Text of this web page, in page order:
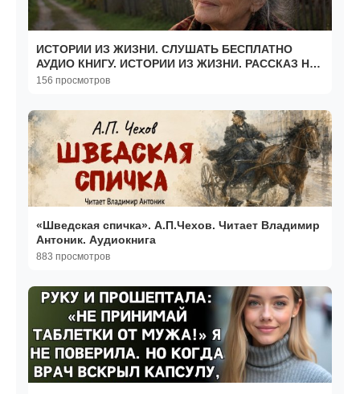
ИСТОРИИ ИЗ ЖИЗНИ. СЛУШАТЬ БЕСПЛАТНО
АУДИО КНИГУ. ИСТОРИИ ИЗ ЖИЗНИ. РАССКАЗ НА
НОЧЬ.
156 просмотров
«Шведская спичка». А.П.Чехов. Читает Владимир
Антоник. Аудиокнига
883 просмотров